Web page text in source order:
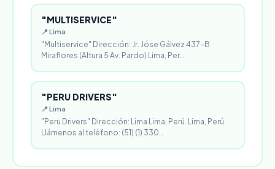
"MULTISERVICE"
📍 Lima
"Multiservice" Dirección: Jr. Jóse Gálvez 437-B
Miraflores (Altura 5 Av. Pardo) Lima, Per…
"PERU DRIVERS"
📍 Lima
"Peru Drivers" Dirección: Lima Lima, Perú. Lima, Perú.
Llámenos al teléfono: (51) (1) 330…